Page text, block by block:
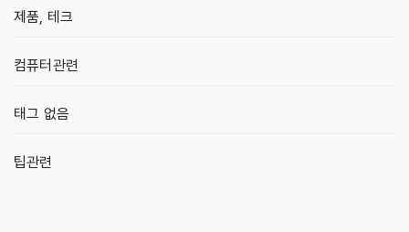
제품, 테크
컴퓨터관련
태그 없음
팁관련